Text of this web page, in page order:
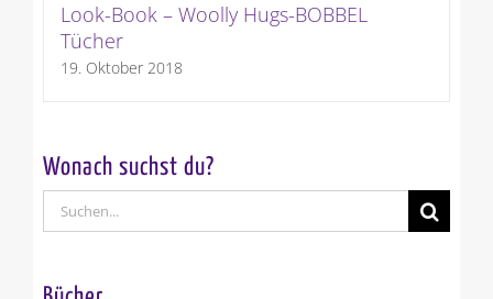
Look-Book – Woolly Hugs-BOBBEL
Tücher
19. Oktober 2018
Wonach suchst du?
Suche
nach: